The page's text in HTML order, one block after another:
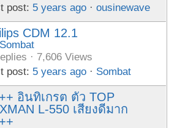
post: 5 years ago ·ousinewave
CDM 12.1
Sombat
· 7,606 Views
post: 5 years ago · Sombat
อินทิเกรต ตัว TOP
L-550 เสียงดีมาก